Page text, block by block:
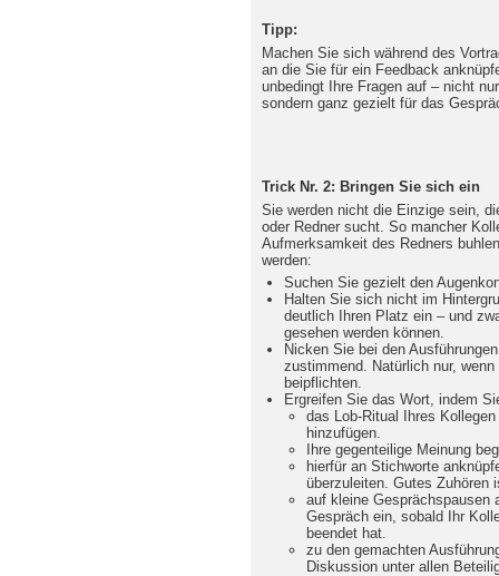
Tipp:
Machen Sie sich während des
an die Sie für ein Feedback
unbedingt Ihre Fragen auf – nicht
sondern ganz gezielt für das
Trick Nr. 2: Bringen Sie sich ein
Sie werden nicht die Einzige sein,
oder Redner sucht. So mancher
Aufmerksamkeit des Redners
werden:
Suchen Sie gezielt den
Halten Sie sich nicht im
deutlich Ihren Platz ein – und
gesehen werden können.
Nicken Sie bei den
zustimmend. Natürlich nur,
beipflichten.
Ergreifen Sie das Wort, indem
das Lob-Ritual Ihres
hinzufügen.
Ihre gegenteilige Meinung
hierfür an Stichworte
überzuleiten. Gutes Zuhören
auf kleine
Gespräch ein, sobald Ihr
beendet hat.
zu den gemachten
Diskussion unter allen